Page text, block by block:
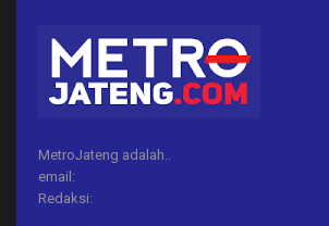
MetroJateng adalah..
email:
Redaksi: